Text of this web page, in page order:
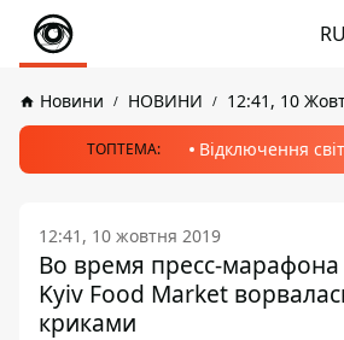
RU
Новини НОВИНИ 12:41, 10
ТОПТЕМА: Відключення
12:41, 10 жовтня 2019
Во время пресс-марафона
Kyiv Food Market
криками